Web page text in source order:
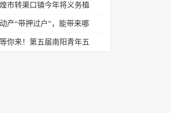
文化和旅游新供给新需求
动成功举办
市转渠口镇今年将义务植
余株
产“带押过户”，能带来哪
你来！第五届南阳青年五